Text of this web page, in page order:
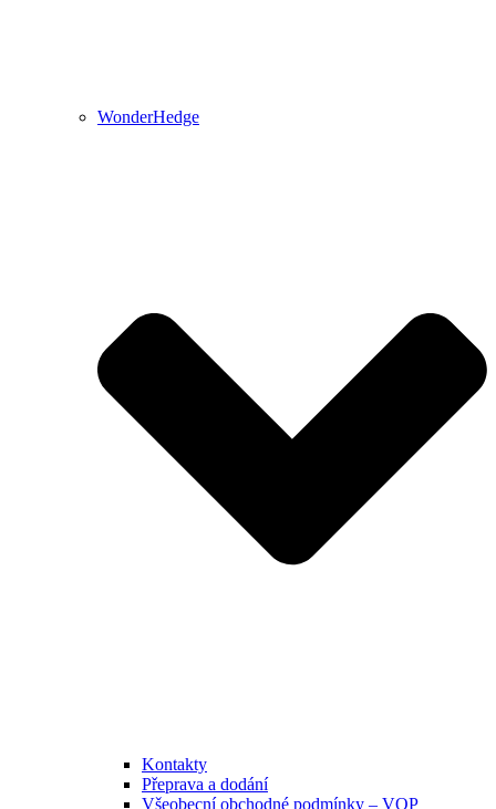
WonderHedge
Kontakty
Přeprava a dodání
Všeobecní obchodné podmínky – VOP